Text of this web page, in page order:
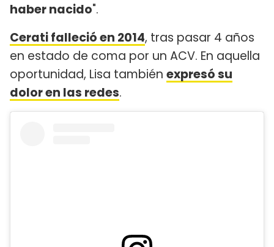
haber nacido".
Cerati falleció en 2014, tras pasar 4 años
en estado de coma por un ACV. En aquella
oportunidad, Lisa también expresó su
dolor en las redes.